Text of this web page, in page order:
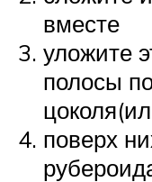
вместе
уложите
полосы
поверх